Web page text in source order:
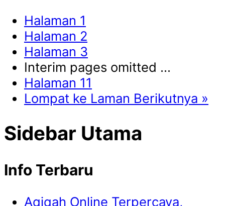
Halaman 1
Halaman 2
Halaman 3
Interim pages omitted …
Halaman 11
Lompat ke Laman Berikutnya »
Sidebar Utama
Info Terbaru
Aqiqah Online Terpercaya,